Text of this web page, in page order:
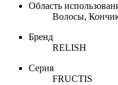
Область
Волосы,
Бренд
RELISH
Серия
FRUСTIS